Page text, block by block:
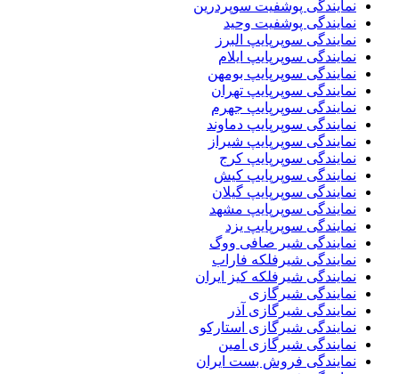
نمایندگی پوشفیت سوپردرین
نمایندگی پوشفیت وحید
نمایندگی سوپرپایپ البرز
نمایندگی سوپرپایپ ایلام
نمایندگی سوپرپایپ بومهن
نمایندگی سوپرپایپ تهران
نمایندگی سوپرپایپ جهرم
نمایندگی سوپرپایپ دماوند
نمایندگی سوپرپایپ شیراز
نمایندگی سوپرپایپ کرج
نمایندگی سوپرپایپ کیش
نمایندگی سوپرپایپ گیلان
نمایندگی سوپرپایپ مشهد
نمایندگی سوپرپایپ یزد
نمایندگی شیر صافی ووگ
نمایندگی شیرفلکه فاراب
نمایندگی شیرفلکه کیز ایران
نمایندگی شیرگازی
نمایندگی شیرگازی آذر
نمایندگی شیرگازی استارکو
نمایندگی شیرگازی امین
نمایندگی فروش بست ایران